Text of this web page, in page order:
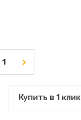
Купить в 1 клик